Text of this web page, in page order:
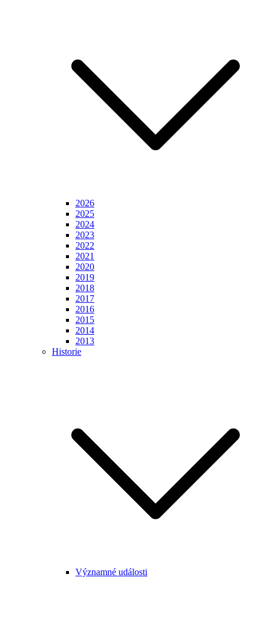
2026
2025
2024
2023
2022
2021
2020
2019
2018
2017
2016
2015
2014
2013
Historie
Významné události